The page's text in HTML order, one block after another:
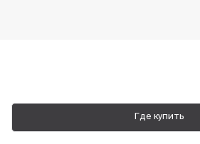
Где купить